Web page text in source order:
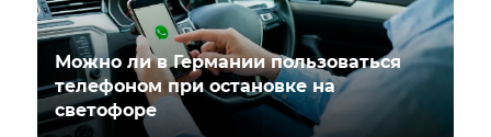
Можно ли в Германии пользоваться
телефоном при остановке на
светофоре